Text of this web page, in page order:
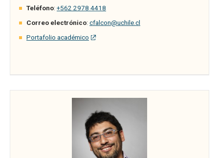
Teléfono: +562 2978 4418
Correo electrónico: cfalcon@uchile.cl
Portafolio académico